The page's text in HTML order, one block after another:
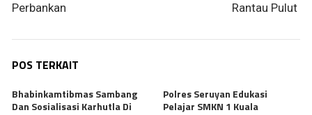
Perbankan
Rantau Pulut
POS TERKAIT
Bhabinkamtibmas Sambang
Dan Sosialisasi Karhutla Di
Polres Seruyan Edukasi
Pelajar SMKN 1 Kuala